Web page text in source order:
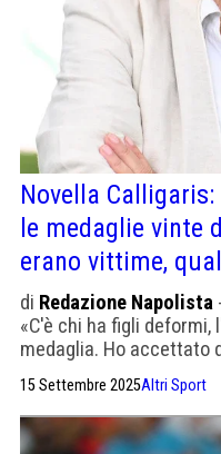
Novella
le medaglie vinte
erano vittime,
di Redazione Napolista
«C'è chi ha figli deformi,
medaglia. Ho accettato
15 Settembre 2025Altri Sport